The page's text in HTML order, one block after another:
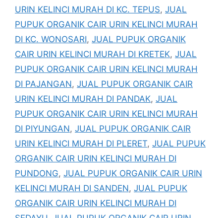
URIN KELINCI MURAH DI KC. TEPUS, JUAL
PUPUK ORGANIK CAIR URIN KELINCI MURAH
DI KC. WONOSARI, JUAL PUPUK ORGANIK
CAIR URIN KELINCI MURAH DI KRETEK, JUAL
PUPUK ORGANIK CAIR URIN KELINCI MURAH
DI PAJANGAN, JUAL PUPUK ORGANIK CAIR
URIN KELINCI MURAH DI PANDAK, JUAL
PUPUK ORGANIK CAIR URIN KELINCI MURAH
DI PIYUNGAN, JUAL PUPUK ORGANIK CAIR
URIN KELINCI MURAH DI PLERET, JUAL PUPUK
ORGANIK CAIR URIN KELINCI MURAH DI
PUNDONG, JUAL PUPUK ORGANIK CAIR URIN
KELINCI MURAH DI SANDEN, JUAL PUPUK
ORGANIK CAIR URIN KELINCI MURAH DI